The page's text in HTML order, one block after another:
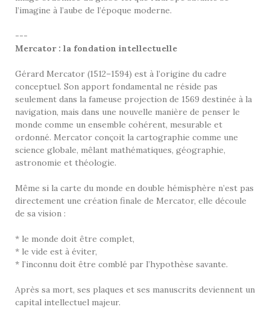
l’imagine à l’aube de l’époque moderne.
---
Mercator : la fondation intellectuelle
Gérard Mercator (1512–1594) est à l’origine du cadre
conceptuel. Son apport fondamental ne réside pas
seulement dans la fameuse projection de 1569 destinée à la
navigation, mais dans une nouvelle manière de penser le
monde comme un ensemble cohérent, mesurable et
ordonné. Mercator conçoit la cartographie comme une
science globale, mêlant mathématiques, géographie,
astronomie et théologie.
Même si la carte du monde en double hémisphère n’est pas
directement une création finale de Mercator, elle découle
de sa vision :
* le monde doit être complet,
* le vide est à éviter,
* l’inconnu doit être comblé par l’hypothèse savante.
Après sa mort, ses plaques et ses manuscrits deviennent un
capital intellectuel majeur.